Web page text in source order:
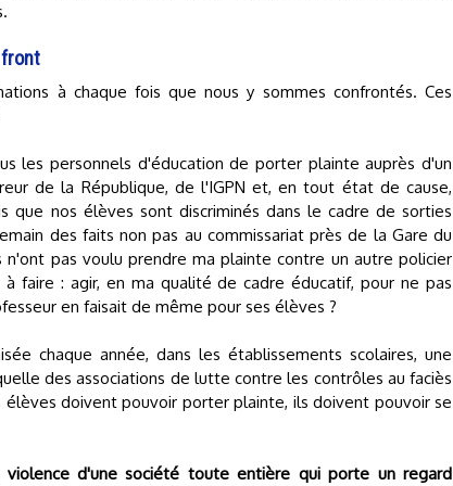
front
à chaque fois que nous y sommes confrontés. Ces
les personnels d'éducation de porter plainte auprès d'un
de la République, de l'IGPN et, en tout état de cause,
que nos élèves sont discriminés dans le cadre de sorties
des faits non pas au commissariat près de la Gare du
n'ont pas voulu prendre ma plainte contre un autre policier
faire : agir, en ma qualité de cadre éducatif, pour ne pas
en faisait de même pour ses élèves ?
chaque année, dans les établissements scolaires, une
des associations de lutte contre les contrôles au faciès
élèves doivent pouvoir porter plainte, ils doivent pouvoir se
d'une société toute entière qui porte un regard